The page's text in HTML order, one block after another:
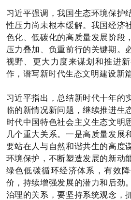
习近平强调，我国生态环境保护
性压力尚未根本缓解。我国经济
色化、低碳化的高质量发展阶段
压力叠加、负重前行的关键期。
视野、更大力度来谋划和推进
作，谱写新时代生态文明建设新篇
习近平指出，总结新时代十年的
临的新情况新问题，继续推进生
时代中国特色社会主义生态文明
几个重大关系。一是高质量发展
要站在人与自然和谐共生的高度
环境保护，不断塑造发展的新动
绿色低碳循环经济体系，有效
价，持续增强发展的潜力和后劲
治理的关系，要坚持系统观念，